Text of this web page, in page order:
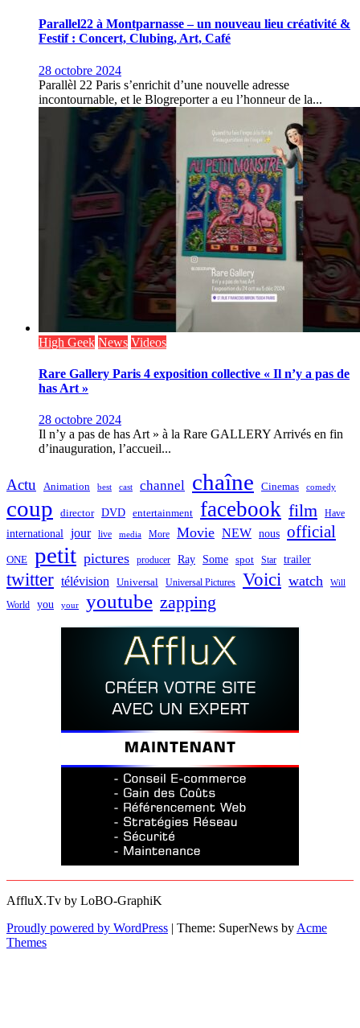
Parallel22 à Montparnasse – un nouveau lieu créativité &
Festif : Concert, Clubing, Art, Café
28 octobre 2024
Parallèl 22 Paris s’enrichit d’une nouvelle adresse
incontournable, et le Blogreporter a eu l’honneur de la...
High Geek News Videos
Rare Gallery Paris 4 exposition collective « Il n’y a pas de
has Art »
28 octobre 2024
Il n’y a pas de has Art » à la Rare GALLERY Arrivés en fin
d’inauguration, l’accueil...
Actu Animation best cast channel chaîne Cinemas comedy
coup director DVD entertainment facebook film Have
international jour live media More Movie NEW nous official
ONE petit pictures producer Ray Some spot Star trailer
twitter télévision Universal Universal Pictures Voici watch Will
World you your youtube zapping
AffluX.Tv by LoBO-GraphiK
Proudly powered by WordPress | Theme: SuperNews by Acme
Themes